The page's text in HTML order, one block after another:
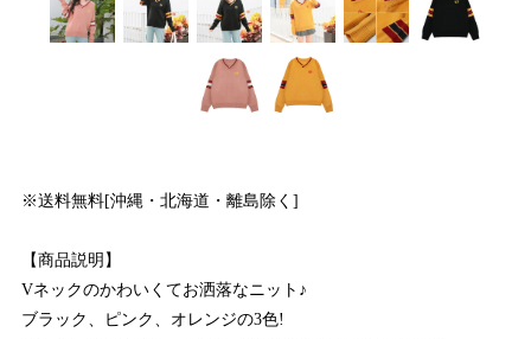
※送料無料[沖縄・北海道・離島除く]
【商品説明】
Vネックのかわいくてお洒落なニット♪
ブラック、ピンク、オレンジの3色!